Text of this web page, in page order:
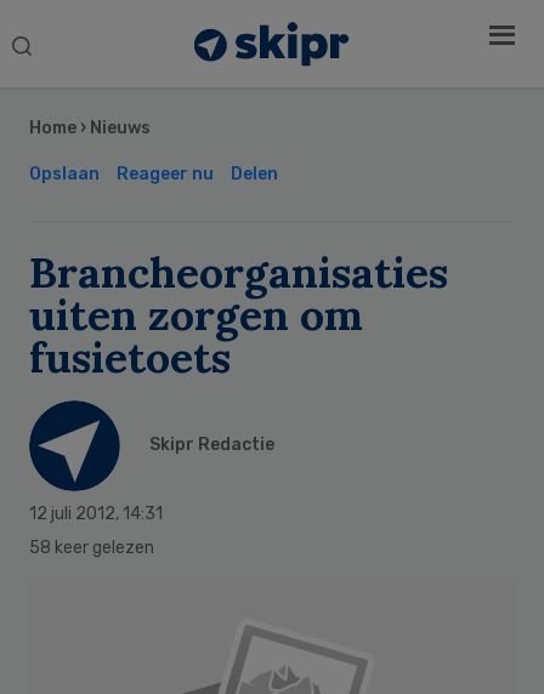
Search
Home › Nieuws
Opslaan Reageer nu Delen
Brancheorganisaties
uiten zorgen om
fusietoets
Skipr Redactie
12 juli 2012, 14:31
58 keer gelezen
Sidebar